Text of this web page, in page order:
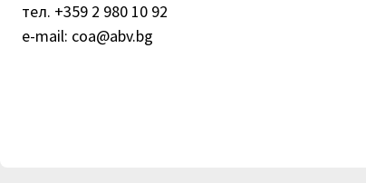
тел. +359 2 980 10 92
e-mail: coa@abv.bg